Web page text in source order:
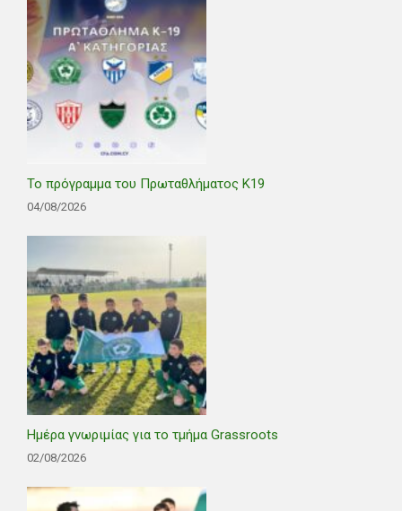
Το πρόγραμμα του Πρωταθλήματος Κ19
04/08/2026
Ημέρα γνωριμίας για το τμήμα Grassroots
02/08/2026